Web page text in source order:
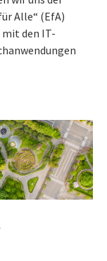
Alle“ (EfA)
den IT-